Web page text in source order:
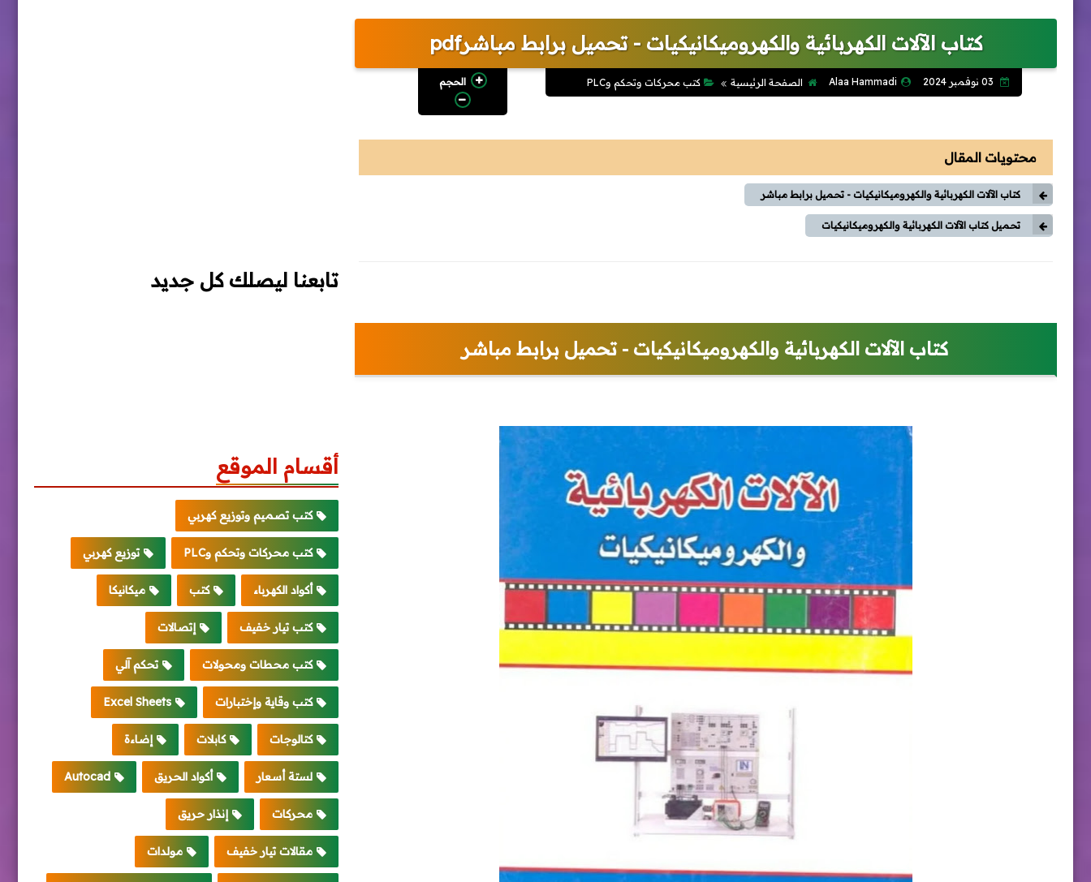
كتاب الآلات الكهربائية والكهروميكانيكيات - تحميل برابط مباشرpdf
Alaa Hammadi الصفحة الرئيسية كتب محركات وتحكم وPLC الحجم
محتويات المقال
كتاب الآلات الكهربائية والكهروميكانيكيات - تحميل برابط مباشر
تحميل كتاب الآلات الكهربائية والكهروميكانيكيات
كتاب الآلات الكهربائية والكهروميكانيكيات - تحميل برابط مباشر
تابعنا ليصلك كل جديد
أقسام الموقع
كتب تصميم وتوزيع كهربي
كتب محركات وتحكم وPLC توزيع كهربي
أكواد الكهرباء كتب ميكانيكا
كتب تيار خفيف إتصالات
كتب محطات ومحولات تحكم آلي
كتب وقاية وإختبارات Excel Sheets
كتالوجات كابلات إضاءة
لستة أسعار أكواد الحريق Autocad
محركات إنذار حريق
مقالات تيار خفيف مولدات